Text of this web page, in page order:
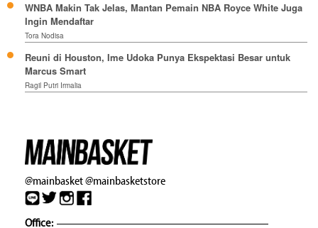
WNBA Makin Tak Jelas, Mantan Pemain NBA Royce White Juga
Ingin Mendaftar
Tora Nodisa
Reuni di Houston, Ime Udoka Punya Ekspektasi Besar untuk
Marcus Smart
Ragil Putri Irmalia
@mainbasket@mainbasketstore
Office: